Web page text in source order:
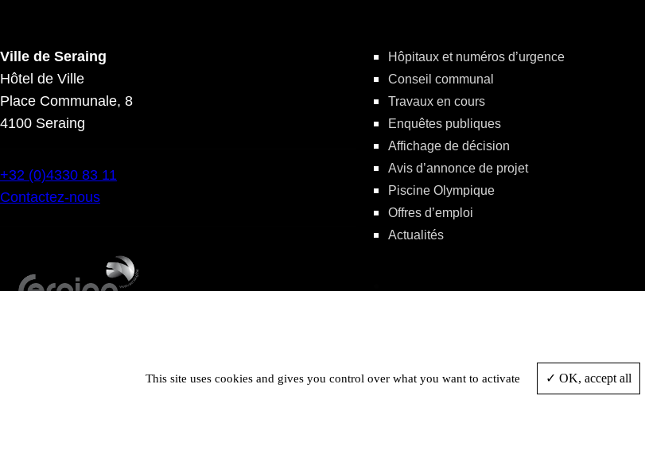
Ville de Seraing
Hôtel de Ville
Place Communale, 8
4100 Seraing
+32 (0)4330 83 11
Contactez-nous
Hôpitaux et numéros d’urgence
Conseil communal
Travaux en cours
Enquêtes publiques
Affichage de décision
Avis d’annonce de projet
Piscine Olympique
Offres d’emploi
Actualités
This site uses cookies and gives you control over what you want to activate OK, accept all